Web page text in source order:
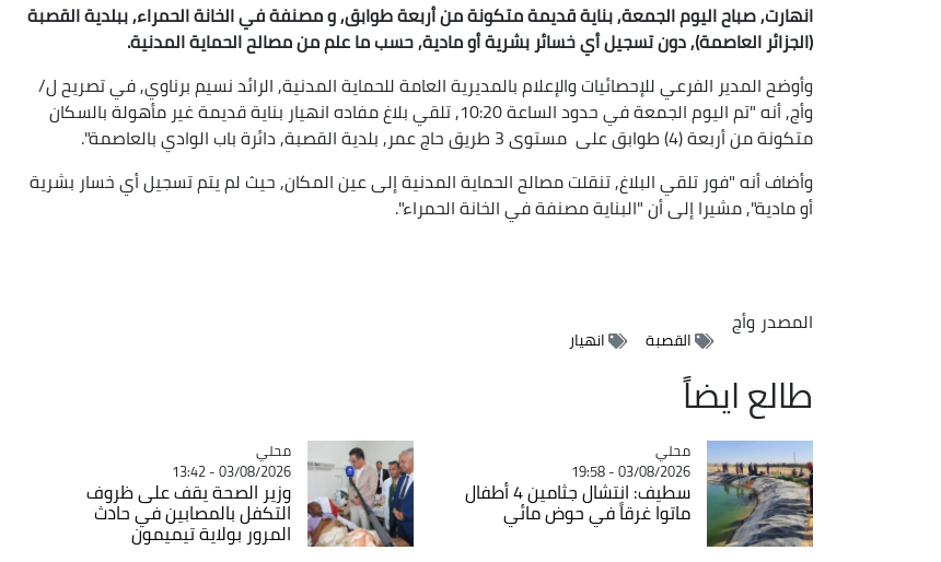
انهارت, صباح اليوم الجمعة, بناية قديمة متكونة من أربعة طوابق, و مصنفة في الخانة الحمراء, ببلدية القصبة
(الجزائر العاصمة),دون تسجيل أي خسائر بشرية أو مادية, حسب ما علم من مصالح الحماية المدنية.
وأوضح المدير الفرعي للإحصائيات والإعلام بالمديرية العامة للحماية المدنية, الرائد نسيم برناوي, في تصريح ل/
وأج, أنه "تم اليوم الجمعة في حدود الساعة 10:20, تلقي بلاغ مفاده انهيار بناية قديمة غير مأهولة بالسكان
متكونة من أربعة (4) طوابق على مستوى 3 طريق حاج عمر, بلدية القصبة, دائرة باب الوادي بالعاصمة".
وأضاف أنه "فور تلقي البلاغ, تنقلت مصالح الحماية المدنية إلى عين المكان, حيث لم يتم تسجيل أي خسار بشرية
أو مادية", مشيرا إلى أن "البناية مصنفة في الخانة الحمراء".
المصدر وأج
القصبة انهيار
طالع ايضاً
Catégorie
محلي
03/08/2026 - 19:58
سطيف: انتشال جثامين 4 أطفال
ماتوا غرقاً في حوض مائي
Catégorie
محلي
03/08/2026 - 13:42
وزير الصحة يقف على ظروف
التكفل بالمصابين في حادث
المرور بولاية تيميمون